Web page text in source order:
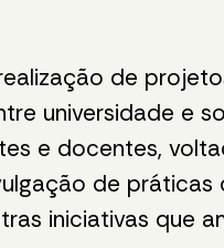
de
universidade e
e docentes,
de
iniciativas que